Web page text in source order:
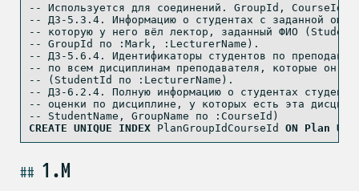
-- Используется для соединений. GroupId, CourseId -
-- ДЗ-5.3.4. Информацию о студентах с заданной
-- которую у него вёл лектор, заданный ФИО
-- GroupId по :Mark, :LecturerName).
-- ДЗ-5.6.4. Идентификаторы студентов по
-- по всем дисциплинам преподавателя, которые он
-- (StudentId по :LecturerName).
-- ДЗ-6.2.4. Полную информацию о студентах
-- оценки по дисциплине, у которых есть эта
-- StudentName, GroupName по :CourseId)
CREATE UNIQUE INDEX PlanGroupIdCourseId ON Plan
1.M